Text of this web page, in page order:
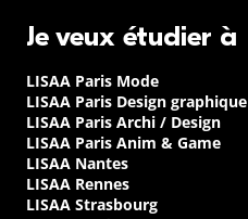
Je veux étudier à
LISAA Paris Mode
LISAA Paris Design graphique
LISAA Paris Archi / Design
LISAA Paris Anim & Game
LISAA Nantes
LISAA Rennes
LISAA Strasbourg